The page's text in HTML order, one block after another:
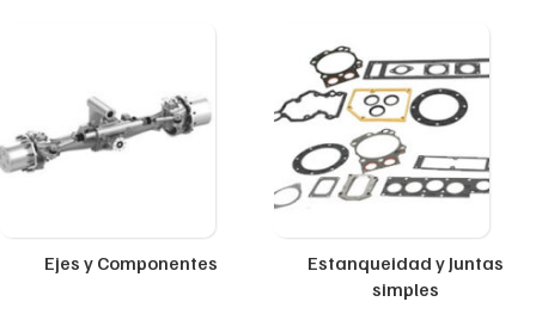
Ejes y Componentes
Estanqueidad y Juntas
simples